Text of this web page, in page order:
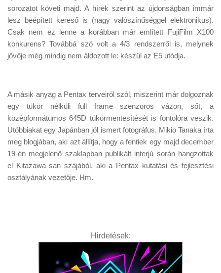
Érdekességek
Helyszíni Riport
E-BB
sorozatot követi majd. A hírek szerint az újdonságban immár
lesz beépített kereső is (nagy valószínűséggel elektronikus).
Csak nem ez lenne a korábban már említett FujiFilm X100
konkurens? Továbbá szó volt a 4/3 rendszerről is, melynek
jövője még mindig nem áldozott le: készül az E5 utódja.
A másik anyag a Pentax terveiről szól, miszerint már dolgoznak
egy tükör nélküli full frame szenzoros vázon, sőt, a
középformátumos 645D tükörmentesítését is fontolóra veszik.
Utóbbiakat egy Japánban jól ismert fotográfus, Mikio Tanaka írta
meg blogjában, aki azt állítja, hogy a fentiek egy majd december
19-én megjelenő szaklapban publikált interjú során hangzottak
el Kitazawa san szájából, aki a Pentax kutatási és fejlesztési
osztályának vezetője. Hm.
Hirdetések: